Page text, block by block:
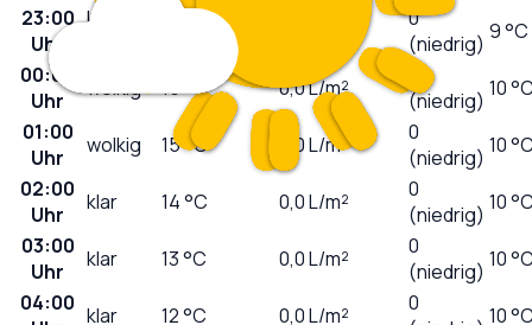
23:00
Uhr
leicht
0
(niedrig) 9 °C
00:00
Uhr
wolkig 15°C 0,0L/m²
(niedrig) 10
01:00
Uhr
wolkig 15°C 0,0L/m²
0
(niedrig) 10
02:00
Uhr
klar 14°C 0,0L/m²
0
(niedrig) 10
03:00
Uhr
klar 13°C 0,0L/m²
0
(niedrig) 10
04:00 klar 12°C 0,0L/m²
0
10